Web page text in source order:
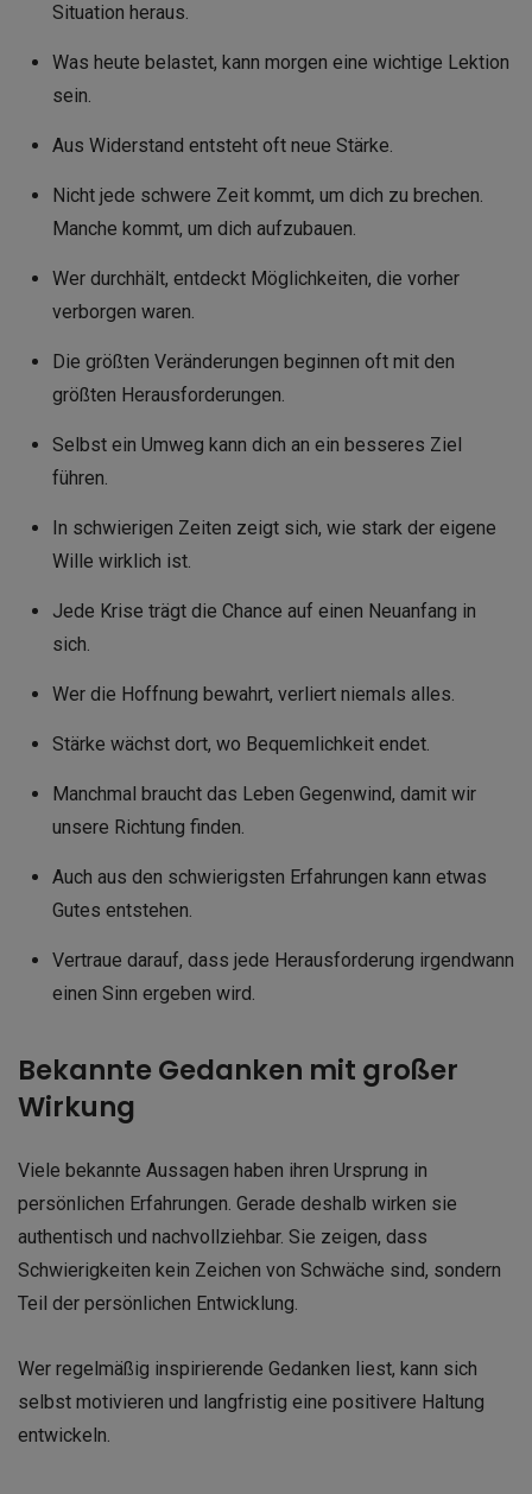
Situation heraus.
Was heute belastet, kann morgen eine wichtige Lektion
sein.
Aus Widerstand entsteht oft neue Stärke.
Nicht jede schwere Zeit kommt, um dich zu brechen.
Manche kommt, um dich aufzubauen.
Wer durchhält, entdeckt Möglichkeiten, die vorher
verborgen waren.
Die größten Veränderungen beginnen oft mit den
größten Herausforderungen.
Selbst ein Umweg kann dich an ein besseres Ziel
führen.
In schwierigen Zeiten zeigt sich, wie stark der eigene
Wille wirklich ist.
Jede Krise trägt die Chance auf einen Neuanfang in
sich.
Wer die Hoffnung bewahrt, verliert niemals alles.
Stärke wächst dort, wo Bequemlichkeit endet.
Manchmal braucht das Leben Gegenwind, damit wir
unsere Richtung finden.
Auch aus den schwierigsten Erfahrungen kann etwas
Gutes entstehen.
Vertraue darauf, dass jede Herausforderung irgendwann
einen Sinn ergeben wird.
Bekannte Gedanken mit großer
Wirkung
Viele bekannte Aussagen haben ihren Ursprung in
persönlichen Erfahrungen. Gerade deshalb wirken sie
authentisch und nachvollziehbar. Sie zeigen, dass
Schwierigkeiten kein Zeichen von Schwäche sind, sondern
Teil der persönlichen Entwicklung.
Wer regelmäßig inspirierende Gedanken liest, kann sich
selbst motivieren und langfristig eine positivere Haltung
entwickeln.